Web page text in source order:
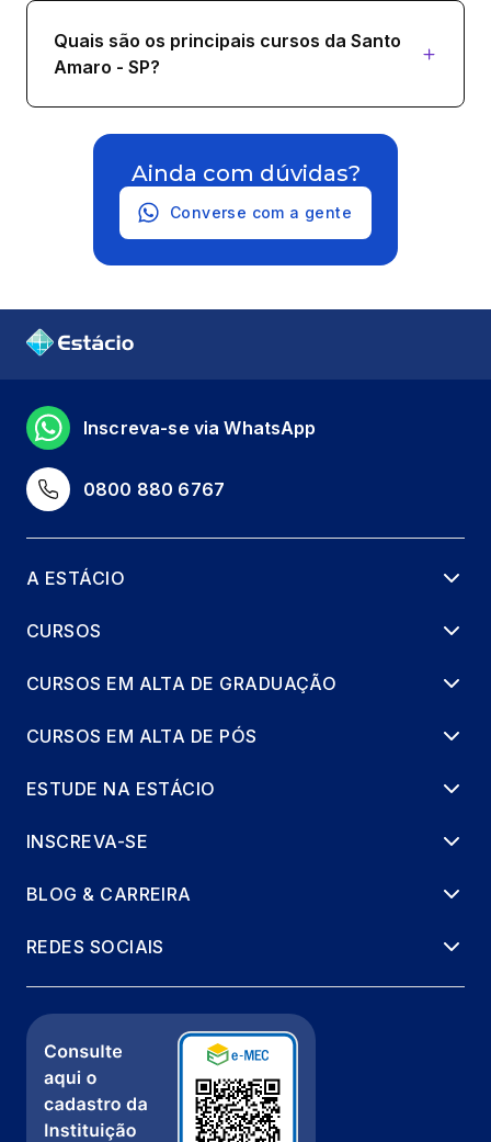
Quais são os principais cursos da Santo
Amaro - SP?
Ainda com dúvidas?
Converse com a gente
0800 880 6767
Inscreva-se via WhatsApp
A ESTÁCIO
CURSOS
CURSOS EM ALTA DE GRADUAÇÃO
CURSOS EM ALTA DE PÓS
ESTUDE NA ESTÁCIO
INSCREVA-SE
BLOG & CARREIRA
REDES SOCIAIS